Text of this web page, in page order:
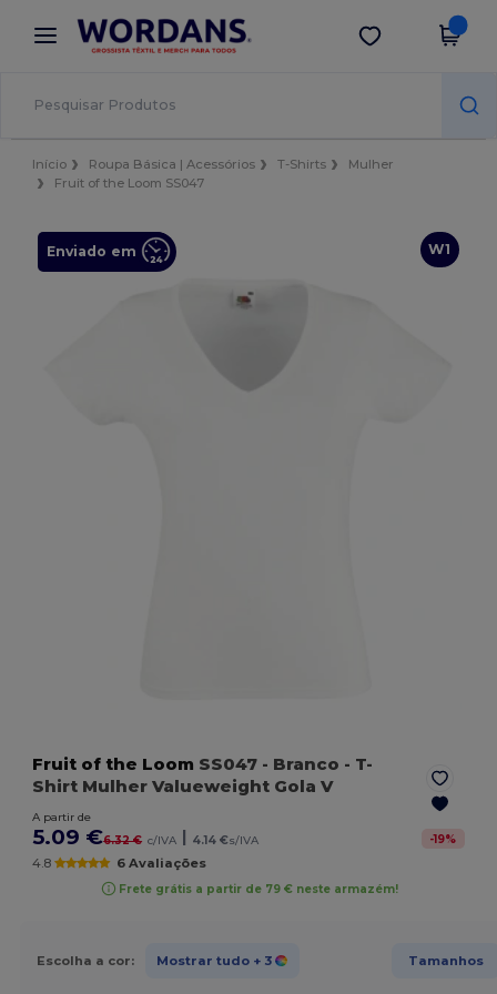
× App Wordans
Melhores preços na app!
Obter app
Início Roupa Básica | Acessórios T-Shirts
Mulher
Fruit of the Loom SS047
W1
Enviado em
Fruit of the Loom SS047 - Branco - T-
Shirt Mulher Valueweight Gola V
A partir de
5.09 €6.32 € c/IVA | 4.14 €s/IVA -19%
4.8 6 Avaliações
Frete grátis a partir de 79 € neste armazém!
Escolha a cor: Mostrar tudo + 3 Tamanhos